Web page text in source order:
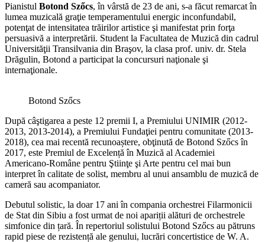
Pianistul Botond Szőcs, în vârstă de 23 de ani, s-a făcut remarcat în
lumea muzicală graţie temperamentului energic inconfundabil,
potenţat de intensitatea trăirilor artistice şi manifestat prin forţa
persuasivă a interpretării. Student la Facultatea de Muzică din cadrul
Universităţii Transilvania din Braşov, la clasa prof. univ. dr. Stela
Drăgulin, Botond a participat la concursuri naţionale şi
internaţionale.
Botond Szőcs
După câştigarea a peste 12 premii I, a Premiului UNIMIR (2012-
2013, 2013-2014), a Premiului Fundaţiei pentru comunitate (2013-
2018), cea mai recentă recunoaștere, obţinută de Botond Szőcs în
2017, este Premiul de Excelență în Muzică al Academiei
Americano-Române pentru Ştiinţe şi Arte pentru cel mai bun
interpret în calitate de solist, membru al unui ansamblu de muzică de
cameră sau acompaniator.
Debutul solistic, la doar 17 ani în compania orchestrei Filarmonicii
de Stat din Sibiu a fost urmat de noi apariții alături de orchestrele
simfonice din țară. În repertoriul solistului Botond Szőcs au pătruns
rapid piese de rezistență ale genului, lucrări concertistice de W. A.